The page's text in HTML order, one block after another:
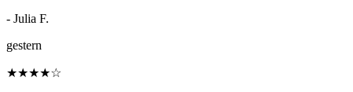
- Julia F.
gestern
★★★★☆